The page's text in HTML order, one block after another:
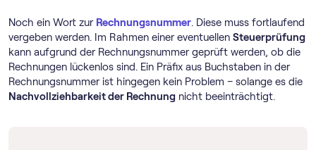
Noch ein Wort zur Rechnungsnummer. Diese muss fortlaufend
vergeben werden. Im Rahmen einer eventuellen Steuerprüfung
kann aufgrund der Rechnungsnummer geprüft werden, ob die
Rechnungen lückenlos sind. Ein Präfix aus Buchstaben in der
Rechnungsnummer ist hingegen kein Problem – solange es die
Nachvollziehbarkeit der Rechnung nicht beeinträchtigt.